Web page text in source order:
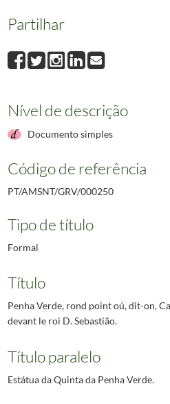
Partilhar
Nível de descrição
Documento simples
Código de referência
PT/AMSNT/GRV/000250
Tipo de título
Formal
Título
Penha Verde, rond point oú, dit-on,
devant le roi D. Sebastião.
Título paralelo
Estátua da Quinta da Penha Verde.